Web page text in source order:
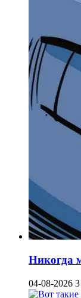
Никогда
04-08-2026